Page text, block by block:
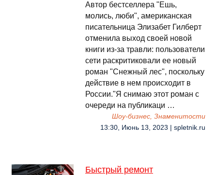
Автор бестселлера "Ешь,
молись, люби", американская
писательница Элизабет Гилберт
отменила выход своей новой
книги из-за травли: пользователи
сети раскритиковали ее новый
роман "Снежный лес", поскольку
действие в нем происходит в
России."Я снимаю этот роман с
очереди на публикаци …
Шоу-бизнес, Знаменитости
13:30, Июнь 13, 2023 | spletnik.ru
Быстрый ремонт